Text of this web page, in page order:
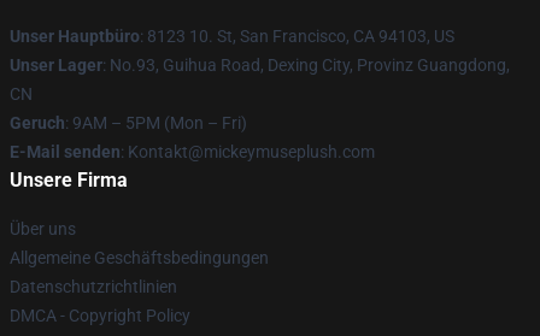
Unser Hauptbüro: 8123 10. St, San Francisco, CA 94103, US
Unser Lager: No.93, Guihua Road, Dexing City, Provinz Guangdong,
CN
Geruch: 9AM – 5PM (Mon – Fri)
E-Mail senden: Kontakt@mickeymuseplush.com
Unsere Firma
Über uns
Allgemeine Geschäftsbedingungen
Datenschutzrichtlinien
DMCA - Copyright Policy